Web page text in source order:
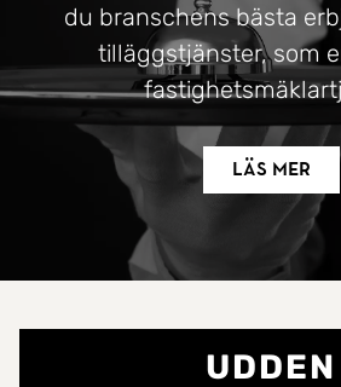
du branschens bästa
tilläggstjänster, som
Läs mer